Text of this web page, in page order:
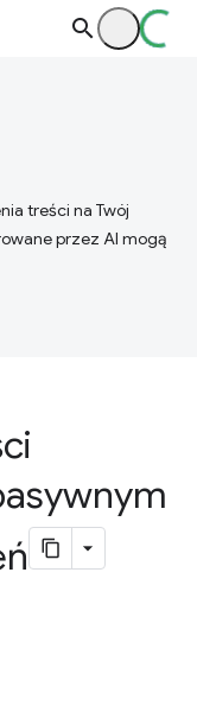
treści na Twój
przez AI mogą